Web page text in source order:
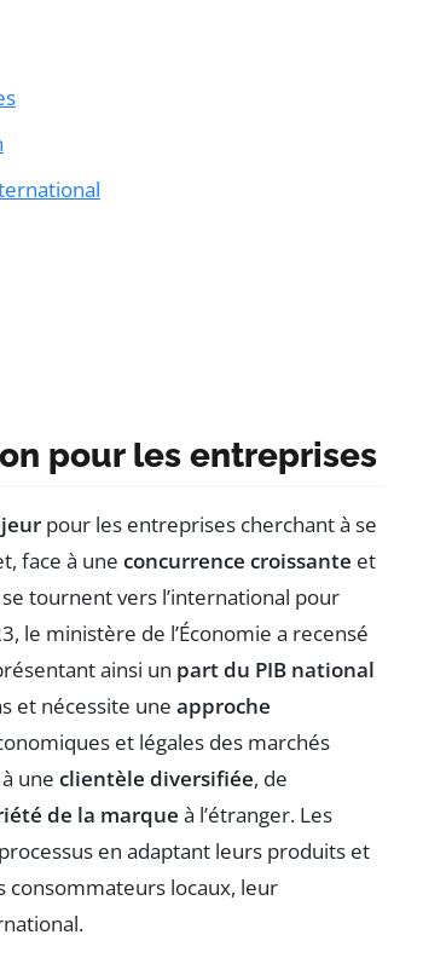
pour les entreprises
pour les entreprises cherchant à se
face à une concurrence croissante et
tournent vers l’international pour
le ministère de l’Économie a recensé
ainsi un part du PIB national
et nécessite une approche
et légales des marchés
une clientèle diversifiée, de
de la marque à l’étranger. Les
en adaptant leurs produits et
locaux, leur